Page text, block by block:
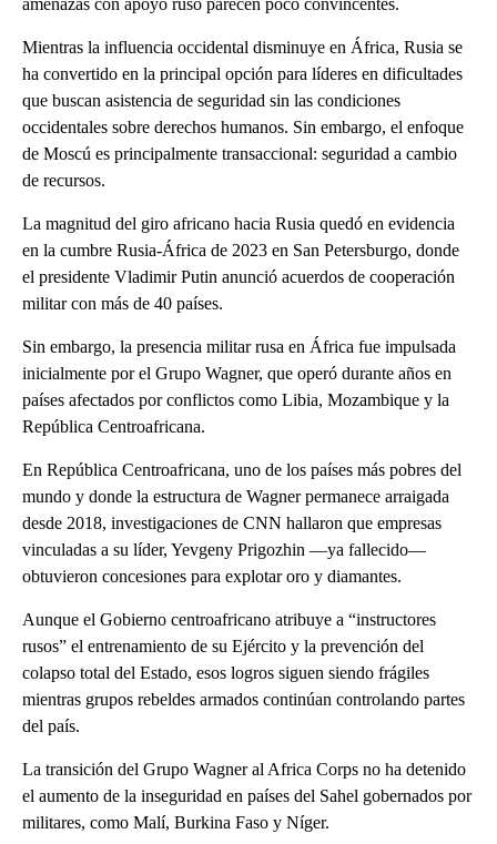
amenazas con apoyo ruso parecen poco convincentes.
Mientras la influencia occidental disminuye en África, Rusia se
ha convertido en la principal opción para líderes en dificultades
que buscan asistencia de seguridad sin las condiciones
occidentales sobre derechos humanos. Sin embargo, el enfoque
de Moscú es principalmente transaccional: seguridad a cambio
de recursos.
La magnitud del giro africano hacia Rusia quedó en evidencia
en la cumbre Rusia-África de 2023 en San Petersburgo, donde
el presidente Vladimir Putin anunció acuerdos de cooperación
militar con más de 40 países.
Sin embargo, la presencia militar rusa en África fue impulsada
inicialmente por el Grupo Wagner, que operó durante años en
países afectados por conflictos como Libia, Mozambique y la
República Centroafricana.
En República Centroafricana, uno de los países más pobres del
mundo y donde la estructura de Wagner permanece arraigada
desde 2018, investigaciones de CNN hallaron que empresas
vinculadas a su líder, Yevgeny Prigozhin —ya fallecido—
obtuvieron concesiones para explotar oro y diamantes.
Aunque el Gobierno centroafricano atribuye a “instructores
rusos” el entrenamiento de su Ejército y la prevención del
colapso total del Estado, esos logros siguen siendo frágiles
mientras grupos rebeldes armados continúan controlando partes
del país.
La transición del Grupo Wagner al Africa Corps no ha detenido
el aumento de la inseguridad en países del Sahel gobernados por
militares, como Malí, Burkina Faso y Níger.